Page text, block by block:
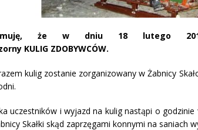
że w dniu 18 lutego
KULIG ZDOBYWCÓW.
kulig zostanie zorganizowany w Żabnicy
uczestników i wyjazd na kulig nastąpi o godzinie
Skałki skąd zaprzęgami konnymi na saniach